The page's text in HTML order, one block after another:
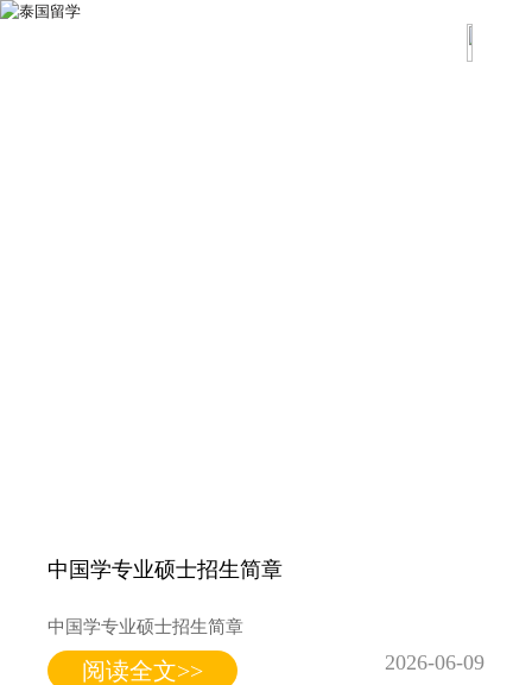
中国学专业硕士招生简章
中国学专业硕士招生简章
阅读全文>> 2026-06-09